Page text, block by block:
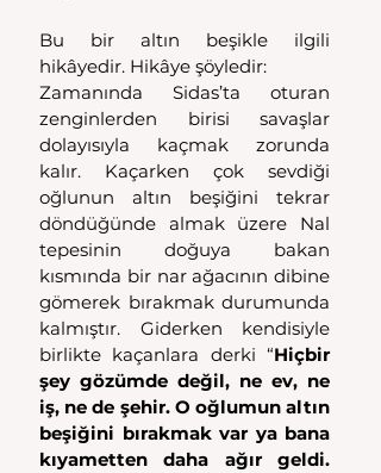
Bu bir altın beşikle ilgili
hikâyedir. Hikâye şöyledir:
Zamanında Sidas’ta oturan
zenginlerden birisi savaşlar
dolayısıyla kaçmak zorunda
kalır. Kaçarken çok sevdiği
oğlunun altın beşiğini tekrar
döndüğünde almak üzere Nal
tepesinin doğuya bakan
kısmında bir nar ağacının dibine
gömerek bırakmak durumunda
kalmıştır. Giderken kendisiyle
birlikte kaçanlara derki “Hiçbir
şey gözümde değil, ne ev, ne
iş, ne de şehir. O oğlumun altın
beşiğini bırakmak var ya bana
kıyametten daha ağır geldi.